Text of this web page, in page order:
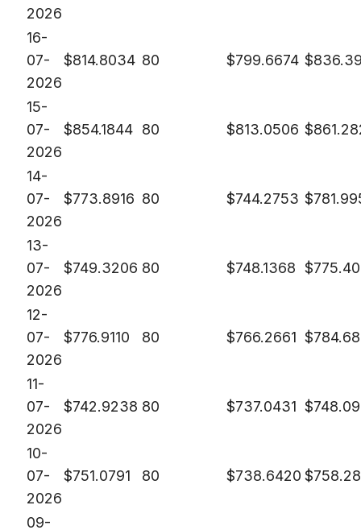
2026
16-
07-
2026
$814.8034 80 $799.6674 $
15-
07-
2026
$854.1844 80 $813.0506 $
14-
07-
2026
$773.8916 80 $744.2753 $
13-
07-
2026
$749.3206 80 $748.1368 $
12-
07-
2026
$776.9110 80 $766.2661 $
11-
07-
2026
$742.9238 80 $737.0431 $
10-
07-
2026
$751.0791 80 $738.6420 $
09-